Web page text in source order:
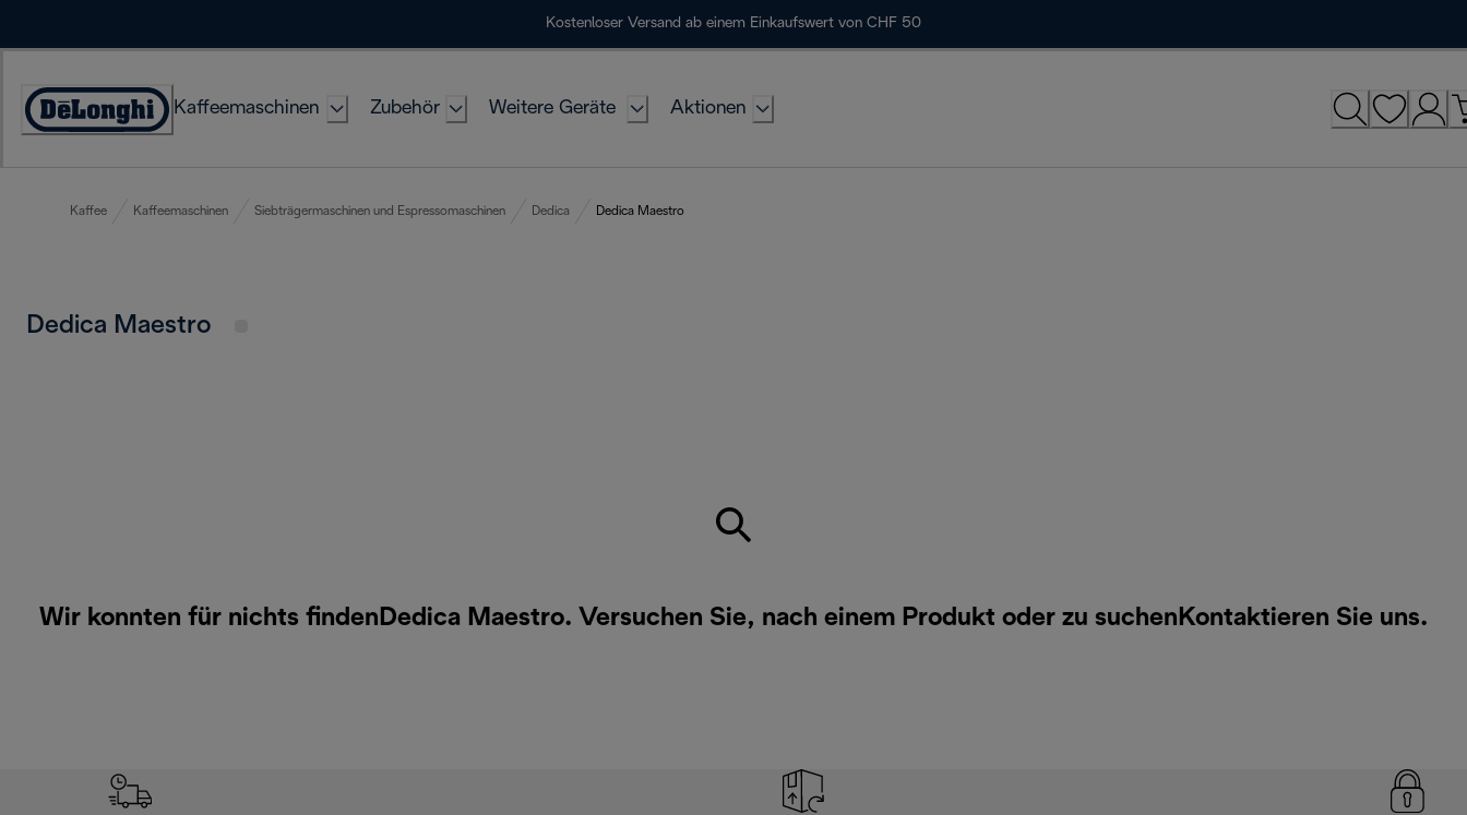
Kostenloser Versand ab einem Einkaufswert von CHF 50
Erklärung
Kaffeemaschinen Zubehör Weitere Geräte Aktionen
Kaffee Kaffeemaschinen Siebträgermaschinen und Espressomaschinen Dedica Dedica Maestro
Dedica Maestro
Wir konnten für nichts findenDedica Maestro. Versuchen Sie, nach einem Produkt oder zu suchen Kontaktieren Sie uns.